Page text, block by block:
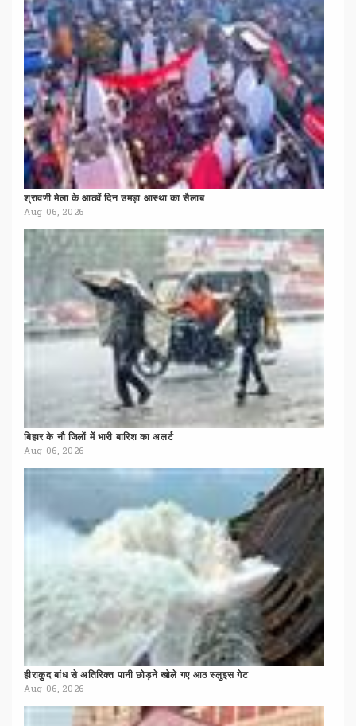
श्रावणी मेला के आठवें दिन उमड़ा आस्था का सैलाब
Aug 06, 2026
बिहार के नौ जिलों में भारी बारिश का अलर्ट
Aug 06, 2026
हीराकुद बांध से अतिरिक्त पानी छोड़ने खोले गए आठ स्लुइस गेट
Aug 06, 2026